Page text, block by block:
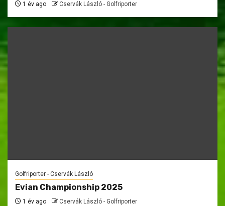
1 év ago Cservák László - Golfriporter
Golfriporter - Cservák László
Evian Championship 2025
1 év ago Cservák László - Golfriporter